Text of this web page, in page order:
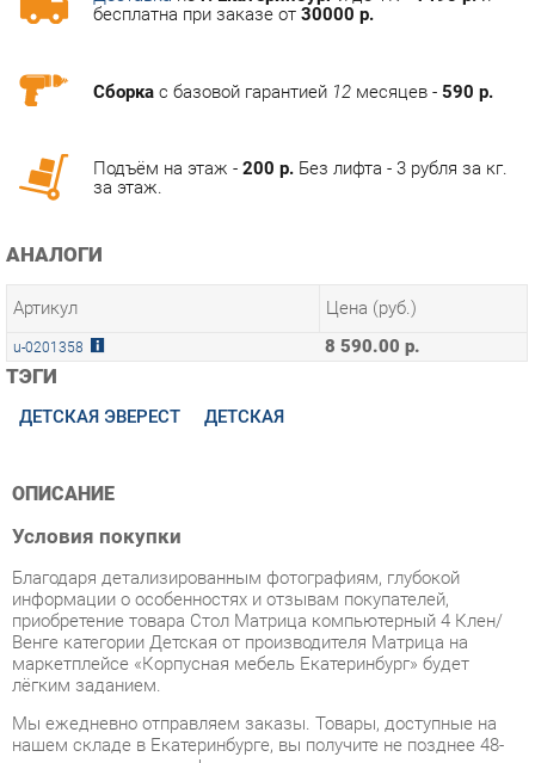
Подъём на этаж - 200 р.
Без лифта - 3 рубля за кг.
АНАЛОГИ
ТЭГИ
ДЕТСКАЯ ЭВЕРЕСТ
ОПИСАНИЕ
Благодаря детализированным фотографиям, глубокой
приобретение товара Стол Матрица компьютерный 4 Клен/
маркетплейсе «Корпусная мебель Екатеринбург» будет
лёгким заданием.
Мы ежедневно отправляем заказы. Товары, доступные на
нашем складе в Екатеринбурге, вы получите не позднее 48-
ми часов с момента оформления заказа.
Срок доставки до отдалённых регионов, а также для товаров,
находящихся на складах производителей, вычисляется